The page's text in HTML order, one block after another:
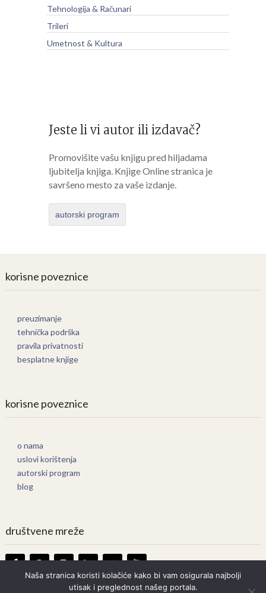
Tehnologija & Računari
Trileri
Umetnost & Kultura
Jeste li vi autor ili izdavač?
Promovišite vašu knjigu pred hiljadama
ljubitelja knjiga. Knjige Online stranica je
savršeno mesto za vaše izdanje.
autorski program
korisne poveznice
preuzimanje
tehnička podrška
pravila privatnosti
besplatne knjige
korisne poveznice
o nama
uslovi korištenja
autorski program
blog
društvene mreže
Naša stranica koristi kolačiće kako bi vam osigurala najbolji
utisak i preglednost našeg portala.